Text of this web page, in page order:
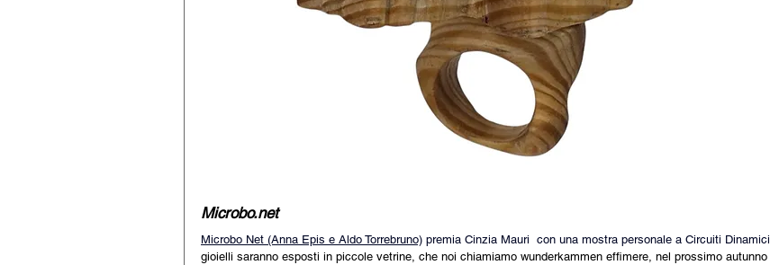
Microbo.net
Microbo Net (Anna Epis e Aldo Torrebruno) premia Cinzia Mauri con una mostra personale a Circuiti Dinamici
gioielli saranno esposti in piccole vetrine, che noi chiamiamo wunderkammen effimere, nel prossimo autunno